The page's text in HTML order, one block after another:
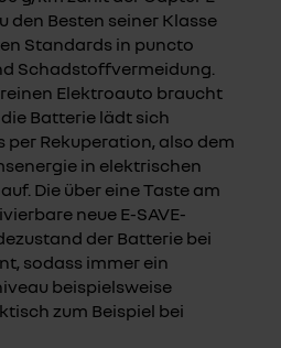
den Besten seiner Klasse
Standards in puncto
Schadstoffvermeidung.
Elektroauto braucht
Batterie lädt sich
per Rekuperation, also dem
in elektrischen
Die über eine Taste am
neue E-SAVE-
der Batterie bei
sodass immer ein
beispielsweise
zum Beispiel bei